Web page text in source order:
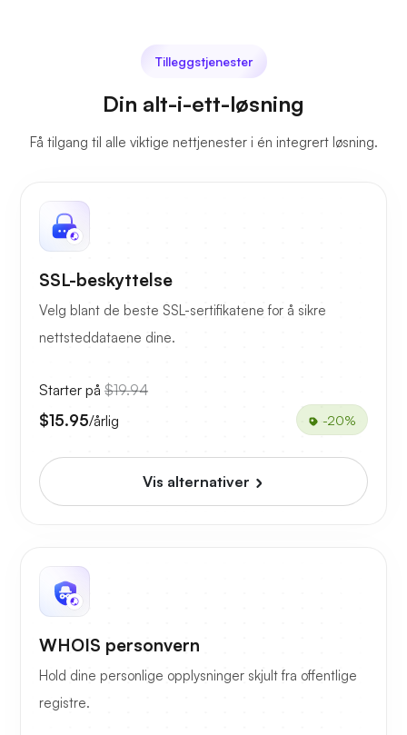
Tilleggstjenester
Din alt-i-ett-løsning
Få tilgang til alle viktige nettjenester i én integrert løsning.
SSL-beskyttelse
Velg blant de beste SSL-sertifikatene for å sikre
nettsteddataene dine.
Starter på $19.94
$15.95/årlig -20%
Vis alternativer
WHOIS personvern
Hold dine personlige opplysninger skjult fra offentlige
registre.